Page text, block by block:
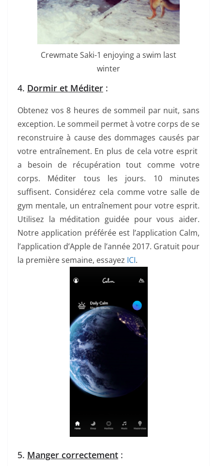
Crewmate Saki-1 enjoying a swim last
winter
4. Dormir et Méditer :
Obtenez vos 8 heures de sommeil par nuit, sans
exception. Le sommeil permet à votre corps de se
reconstruire à cause des dommages causés par
votre entraînement. En plus de cela votre esprit
a besoin de récupération tout comme votre
corps. Méditer tous les jours. 10 minutes
suffisent. Considérez cela comme votre salle de
gym mentale, un entraînement pour votre esprit.
Utilisez la méditation guidée pour vous aider.
Notre application préférée est l’application Calm,
l’application d’Apple de l’année 2017. Gratuit pour
la première semaine, essayez ICI.
5. Manger correctement :